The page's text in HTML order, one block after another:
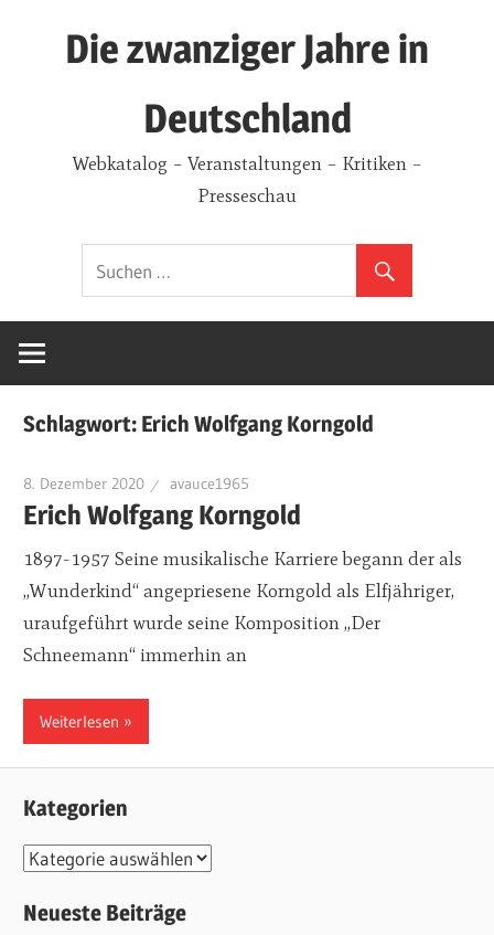
Die zwanziger Jahre in
Deutschland
Webkatalog – Veranstaltungen – Kritiken –
Presseschau
Schlagwort: Erich Wolfgang Korngold
8. Dezember 2020 avauce1965
Erich Wolfgang Korngold
1897-1957 Seine musikalische Karriere begann der als
„Wunderkind“ angepriesene Korngold als Elfjähriger,
uraufgeführt wurde seine Komposition „Der
Schneemann“ immerhin an
Weiterlesen
Kategorien
K
t
Neueste Beiträge